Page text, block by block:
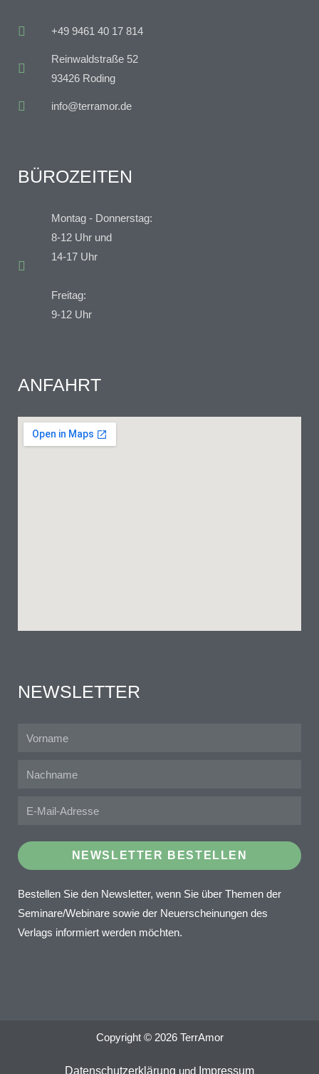
+49 9461 40 17 814
Reinwaldstraße 52
93426 Roding
info@terramor.de
BÜROZEITEN
Montag - Donnerstag:
8-12 Uhr und
14-17 Uhr
Freitag:
9-12 Uhr
ANFAHRT
NEWSLETTER
NEWSLETTER BESTELLEN
Bestellen Sie den Newsletter, wenn Sie über Themen der
Seminare/Webinare sowie der Neuerscheinungen des
Verlags informiert werden möchten.
Copyright © 2026 TerrAmor
Datenschutzerklärung und Impressum